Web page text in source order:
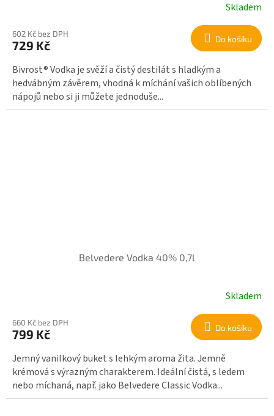
Skladem
602 Kč bez DPH
729 Kč Do košíku
Bivrost® Vodka je svěží a čistý destilát s hladkým a
hedvábným závěrem, vhodná k míchání vašich oblíbených
nápojů nebo si ji můžete jednoduše...
Belvedere Vodka 40% 0,7l
Skladem
660 Kč bez DPH
799 Kč Do košíku
Jemný vanilkový buket s lehkým aroma žita. Jemně
krémová s výrazným charakterem. Ideální čistá, s ledem
nebo míchaná, např. jako Belvedere Classic Vodka...